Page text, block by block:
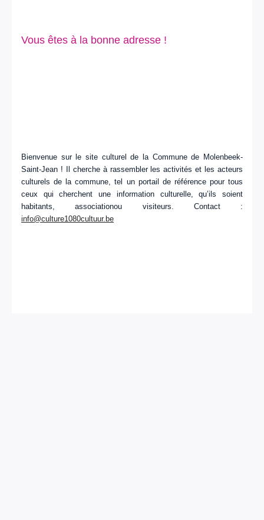
Vous êtes à la bonne adresse !
Bienvenue sur le site culturel de la Commune de Molenbeek-
Saint-Jean ! Il cherche à rassembler les activités et les acteurs
culturels de la commune, tel un portail de référence pour tous
ceux qui cherchent une information culturelle, qu’ils soient
habitants, associationou visiteurs. Contact :
info@culture1080cultuur.be